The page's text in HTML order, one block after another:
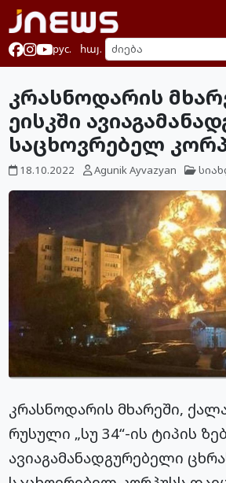
рус. հայ.
კრასნოდარის
ეისკში
საცხოვრებელ
18.10.2022 Agunik Ayvazyan
კრასნოდარის მხარეში,
რუსული „სუ 34“-ის ტიპის
ავიაგამანადგურებელი